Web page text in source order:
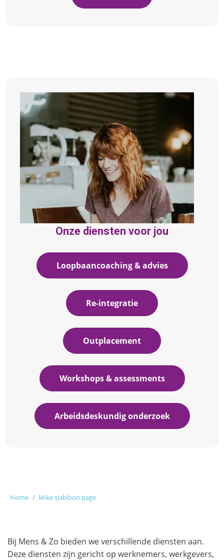
Onze diensten voor jou
Loopbaancoaching & advies
Re-integratie
Outplacement
Workshops & assessments
Arbeidsdeskundig onderzoek
Home Mike sjabloon page
Bij Mens & Zo bieden we verschillende diensten aan.
Deze diensten zijn gericht op werknemers, werkgevers,